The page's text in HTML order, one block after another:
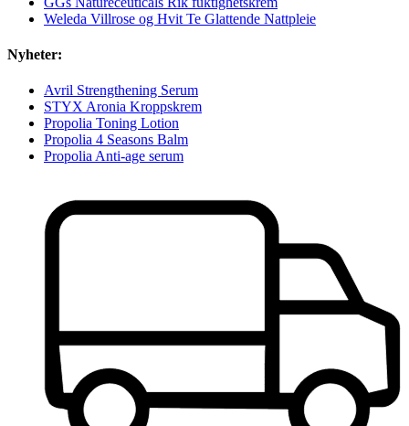
Weleda Villrose og Hvit Te Glattende Nattpleie
Nyheter:
Avril Strengthening Serum
STYX Aronia Kroppskrem
Propolia Toning Lotion
Propolia 4 Seasons Balm
Propolia Anti-age serum